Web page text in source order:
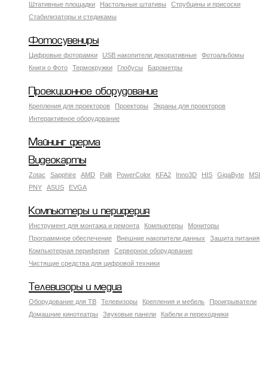
Штативные площадки
Настольные штативы
Струбцины и присоски
Стабилизаторы и стедикамы
Фотосувениры
Цифровые фоторамки USB накопители декоративные
Фотоальбомы
Книги о Фото
Термокружки Глобусы Барометры
Проекционное оборудование
Крепления для проекторов Проекторы
Экраны для проекторов
Интерактивное оборудование
Майнинг ферма
Видеокарты
Zotac Sapphire AMD Palit PowerColor KFA2 Inno3D HIS GigaByte
MSI
PNY
ASUS EVGA
Компьютеры и периферия
Инструмент для монтажа и ремонта Компьютеры
Мониторы
Программное обеспечение
Внешние накопители данных
Защита питания
Компьютерная периферия
Серверное оборудование
Чистящие средства для цифровой техники
Телевизоры и медиа
Оборудование для ТВ Телевизоры Крепления и мебель
Проигрыватели
Домашние кинотеатры
Звуковые панели Кабели и переходники